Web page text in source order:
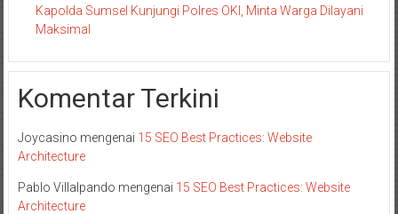
Kapolda Sumsel Kunjungi Polres OKI, Minta Warga Dilayani
Maksimal
Komentar Terkini
Joycasino mengenai 15 SEO Best Practices: Website
Architecture
Pablo Villalpando mengenai 15 SEO Best Practices: Website
Architecture